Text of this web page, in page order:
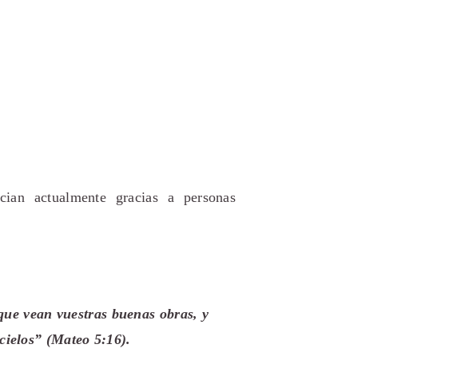
actualmente gracias a personas
vean vuestras buenas obras, y
(Mateo 5:16).